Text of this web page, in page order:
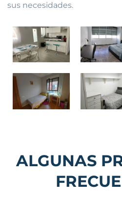
sus necesidades.
ALGUNAS